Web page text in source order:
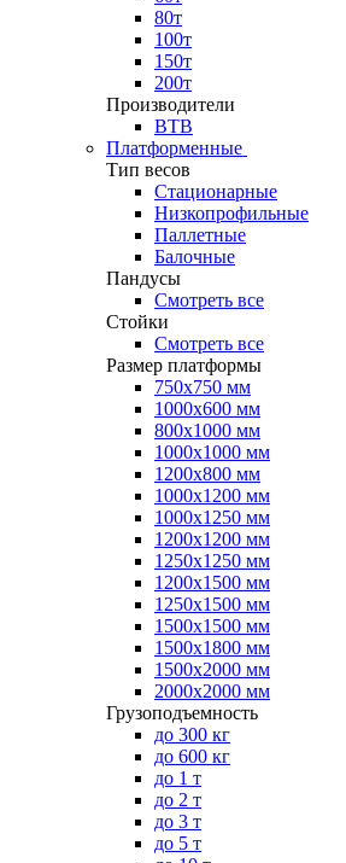
80т
100т
150т
200т
Производители
ВТВ
Платформенные
Тип весов
Стационарные
Низкопрофильные
Паллетные
Балочные
Пандусы
Смотреть все
Стойки
Смотреть все
Размер платформы
750х750 мм
1000х600 мм
800х1000 мм
1000х1000 мм
1200х800 мм
1000х1200 мм
1000х1250 мм
1200х1200 мм
1250х1250 мм
1200х1500 мм
1250х1500 мм
1500х1500 мм
1500х1800 мм
1500х2000 мм
2000х2000 мм
Грузоподъемность
до 300 кг
до 600 кг
до 1 т
до 2 т
до 3 т
до 5 т